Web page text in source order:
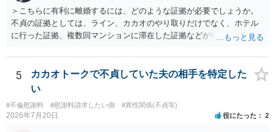
＞こちらに有利に離婚するには、どのような証拠が必要でしょうか。
不貞の証拠としては、ライン、カカオのやり取りだけでなく、ホテル
に行った証拠、複数回マンションに滞在した証拠などが有効です。 不
婚する、慰謝料をとるなど）ことができると思われます。 ただし、不
貞発覚後、長期間同居を続けると、不貞を許したとの評価につながる
場合がありますので、ご注意ください。 以上、ご参考まで。
5
カカオトークで不貞していた夫の相手を特定した
い
#不倫慰謝料 #慰謝料請求したい側 #異性関係(不貞等)
2026年7月20日 役にたった 2